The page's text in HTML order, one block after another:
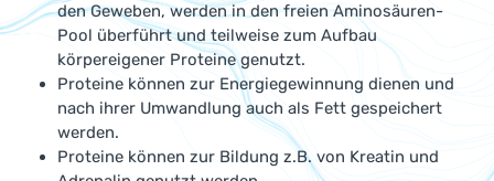
den Geweben, werden in den freien Aminosäuren-
Pool überführt und teilweise zum Aufbau
körpereigener Proteine genutzt.
Proteine können zur Energiegewinnung dienen und
nach ihrer Umwandlung auch als Fett gespeichert
werden.
Proteine können zur Bildung z.B. von Kreatin und